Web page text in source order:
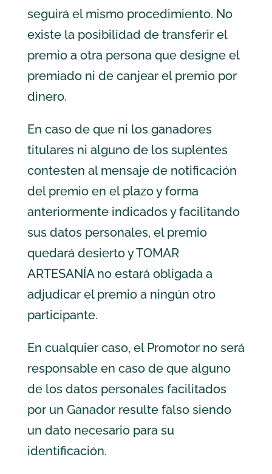
seguirá el mismo procedimiento. No
existe la posibilidad de transferir el
premio a otra persona que designe el
premiado ni de canjear el premio por
dinero.
En caso de que ni los ganadores
titulares ni alguno de los suplentes
contesten al mensaje de notificación
del premio en el plazo y forma
anteriormente indicados y facilitando
sus datos personales, el premio
quedará desierto y TOMAR
ARTESANÍA no estará obligada a
adjudicar el premio a ningún otro
participante.
En cualquier caso, el Promotor no será
responsable en caso de que alguno
de los datos personales facilitados
por un Ganador resulte falso siendo
un dato necesario para su
identificación.